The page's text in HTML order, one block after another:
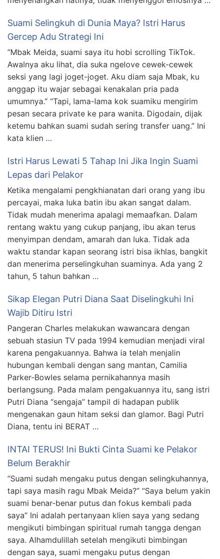
Suami Selingkuh di Dunia Maya? Istri Harus
Gercep Adu Strategi Ini
“Mbak Meida, suami saya itu hobi scrolling TikTok.
Awalnya aku lihat, dia suka ngelove cewek-cewek
seksi yang lagi joget-joget. Aku diam saja Mbak, ku
anggap itu wajar sebagai kenakalan pria pada
umumnya.” “Tapi, lama-lama kok suamiku mengirim
pesan secara private ke para wanita. Digodain, dijak
ketemu bahkan suami sudah sering transfer uang.” Ini
kata klien …
Istri Harus Lewati 5 Tahap Ini Jika Ingin Suami
Lepas dari Pelakor
Ketika mengalami pengkhianatan dari orang yang ibu
percayai, maka luka batin ibu akan sangat dalam.
Tidak mudah menerima apalagi memaafkan. Dalam
rentang waktu yang cukup panjang, ibu akan terus
menyimpan dendam, amarah dan luka. Tidak ada
waktu standar kapan seorang istri bisa ikhlas, bangkit
dan menerima perselingkuhan suaminya. Ada yang 2
tahun, 5 tahun bahkan …
Sikap Elegan Putri Diana Saat Diselingkuhi Ini
Wajib Ditiru Istri
Pangeran Charles melakukan wawancara dengan
sebuah stasiun TV pada 1994 kemudian menjadi viral
karena pengakuannya. Bahwa ia telah menjalin
hubungan kembali dengan sang mantan, Camilia
Parker-Bowles selama pernikahannya masih
berlangsung. Pada malam pengakuannya itu, sang istri
Putri Diana “sengaja” tampil di hadapan publik
mengenakan gaun hitam seksi dan glamor. Bagi Putri
Diana, tentu ini BERAT …
INTAI TERUS! Ini Bukti Cinta Suami ke Pelakor
Belum Berakhir
“Suami sudah mengaku putus dengan selingkuhannya,
tapi saya masih ragu Mbak Meida?” “Saya belum yakin
suami benar-benar putus dan fokus kembali pada
saya” Ini adalah pertanyaan klien saya yang sedang
mengikuti bimbingan spiritual rumah tangga dengan
saya. Alhamdulillah setelah mengikuti bimbingan
dengan saya, suami mengaku putus dengan